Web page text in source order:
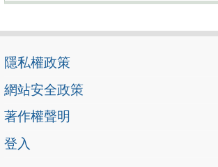
隱私權政策
網站安全政策
著作權聲明
登入